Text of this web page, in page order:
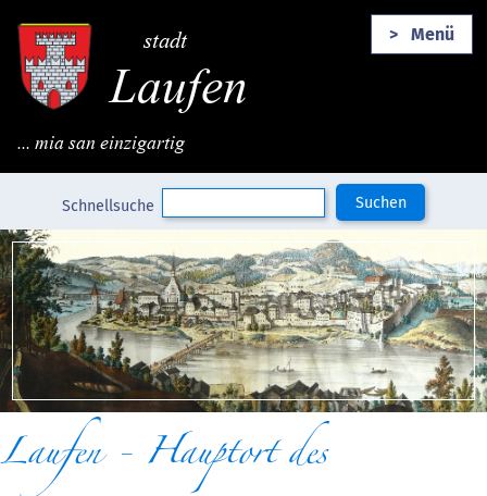
Menü
stadt
Laufen
... mia san einzigartig
Schnellsuche Suchen
Laufen - Hauptort des